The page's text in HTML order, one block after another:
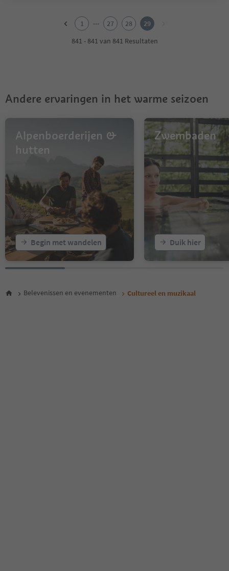
10
12
17
18
19
21
22
23
24
25
26
29
1 ... 27 28
29
841 - 841 van 841 Resultaten
Andere ervaringen in het warme seizoen
Alpenboerderijen &
hutten
Begin met wandelen
Zwembaden
Duik hier
Belevenissen en evenementen Cultureel en muzikaal